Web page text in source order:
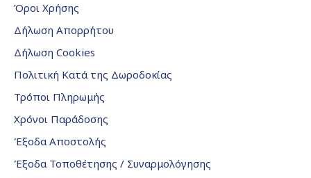
Όροι Χρήσης
Δήλωση Απορρήτου
Δήλωση Cookies
Πολιτική Κατά της Δωροδοκίας
Τρόποι Πληρωμής
Χρόνοι Παράδοσης
Έξοδα Αποστολής
Έξοδα Τοποθέτησης / Συναρμολόγησης